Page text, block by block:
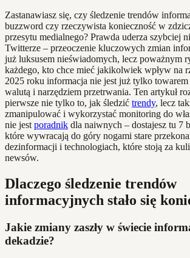
Zastanawiasz się, czy śledzenie trendów
buzzword czy rzeczywista konieczność w
przesytu medialnego? Prawda uderza szybciej
Twitterze – przeoczenie kluczowych zmian
już luksusem nieświadomych, lecz poważnym
każdego, kto chce mieć jakikolwiek wpływ na
2025 roku informacja nie jest już tylko towarem
walutą i narzędziem przetrwania. Ten artykuł
pierwsze nie tylko to, jak śledzić trendy, lecz
zmanipulować i wykorzystać monitoring do
nie jest poradnik dla naiwnych – dostajesz tu 7
które wywracają do góry nogami stare
dezinformacji i technologiach, które stoją za
newsów.
Dlaczego śledzenie trendów
informacyjnych stało się
Jakie zmiany zaszły w świecie
dekadzie?